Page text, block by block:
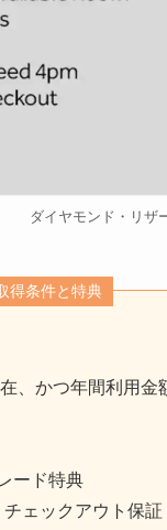
ダイヤモンド・リザ
得条件と特典
、かつ年間利用金
ード特典
ェックアウト保証